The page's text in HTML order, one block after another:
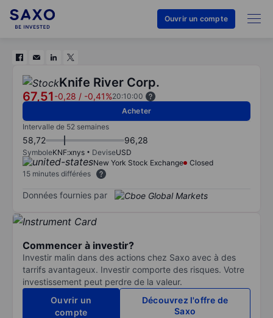
Ouvrir un compte
Knife River Corp.
67,51-0,28 / -0,41%20:10:00
Acheter
Intervalle de 52 semaines
58,72 96,28
SymboleKNF:xnys DeviseUSD
New York Stock Exchange
Closed
15 minutes différées
Données fournies par
Commencer à investir?
Investir malin dans des actions chez Saxo avec à des
tarrifs avantageux. Investir comporte des risques. Votre
investissement peut perdre de la valeur.
Ouvrir un
compte
Découvrez l'offre de
Saxo